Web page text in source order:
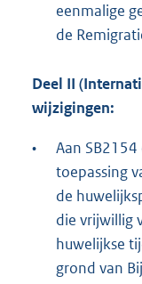
eenmalige
de
Deel II
wijzigingen:
•
Aan
toepassing
de
die vrijwillig
huwelijkse
grond van